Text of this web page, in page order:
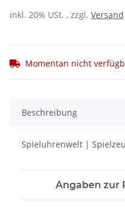
inkl. 20% USt. , zzgl. Versand
Momentan nicht
Beschreibung
Spieluhrenwelt |
Angaben zur